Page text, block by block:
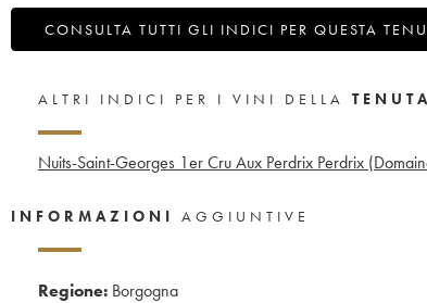
CONSULTA TUTTI GLI INDICI PER QUESTA
ALTRI INDICI PER I VINI DELLA TENUTA
Nuits-Saint-Georges 1er Cru Aux Perdrix Perdrix
INFORMAZIONI AGGIUNTIVE
Regione: Borgogna